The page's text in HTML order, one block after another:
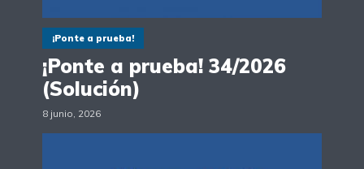
¡Ponte a prueba!
¡Ponte a prueba! 34/2026
(Solución)
8 junio, 2026